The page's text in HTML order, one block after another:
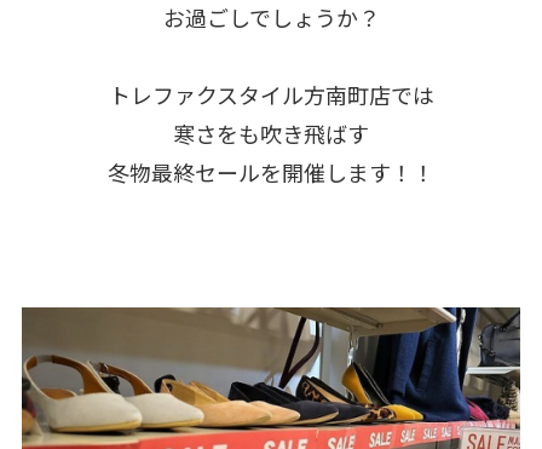
お過ごしでしょうか？
トレファクスタイル方南町店では
寒さをも吹き飛ばす
冬物最終セールを開催します！！